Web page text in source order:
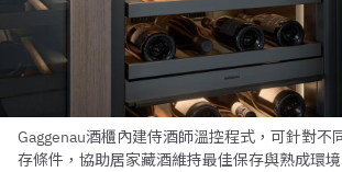
Gaggenau酒櫃內建侍酒師溫控程式，可針對不
存條件，協助居家藏酒維持最佳保存與熟成環境